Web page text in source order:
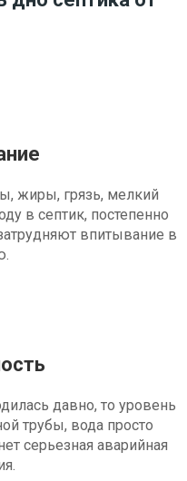
жиры, грязь, мелкий
в септик, постепенно
впитывание в
давно, то уровень
трубы, вода просто
серьезная аварийная